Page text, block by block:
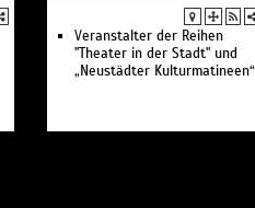
Veranstalter der Reihen
"Theater in der Stadt" und
„Neustädter Kulturmatineen“